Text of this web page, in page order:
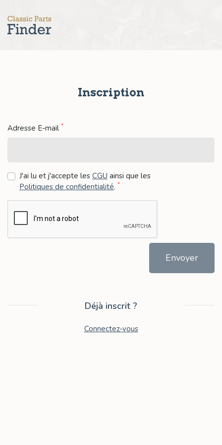
Inscription
Adresse E-mail *
J'ai lu et j'accepte les CGU ainsi que les
Politiques de confidentialité. *
Envoyer
Déjà inscrit ?
Connectez-vous